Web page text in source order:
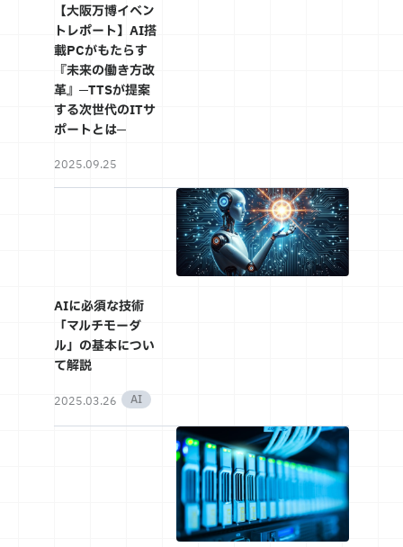
【大阪万博イベン
トレポート】AI搭
載PCがもたらす
『未来の働き方改
革』─TTSが提案
する次世代のITサ
ポートとは─
2025.09.25
AIに必須な技術
「マルチモーダ
ル」の基本につい
て解説
2025.03.26 AI